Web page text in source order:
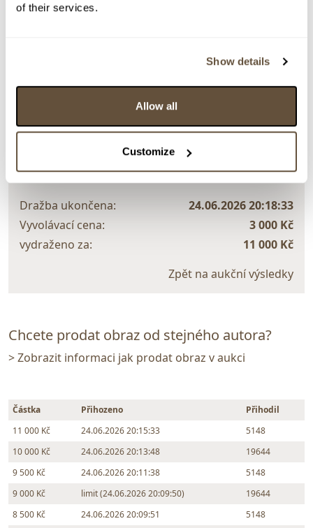
of their services.
Show details
Allow all
Customize
Rám, sklo.
> zpět na aukční výsledky
VYDRAŽENO
Jaroslava Hýžová-Fišerová
159809. Suchý bodlák
Dražba ukončena:
24.06.2026 20:18:33
Vyvolávací cena:
3 000 Kč
vydraženo za:
11 000 Kč
Zpět na aukční výsledky
Chcete prodat obraz od stejného autora?
> Zobrazit informaci jak prodat obraz v aukci
Částka Přihozeno
Přihodil
11 000 Kč
24.06.2026 20:15:33
5148
10 000 Kč
24.06.2026 20:13:48
19644
9 500 Kč
24.06.2026 20:11:38
5148
9 000 Kč
limit (24.06.2026 20:09:50)
19644
8 500 Kč
24.06.2026 20:09:51
5148